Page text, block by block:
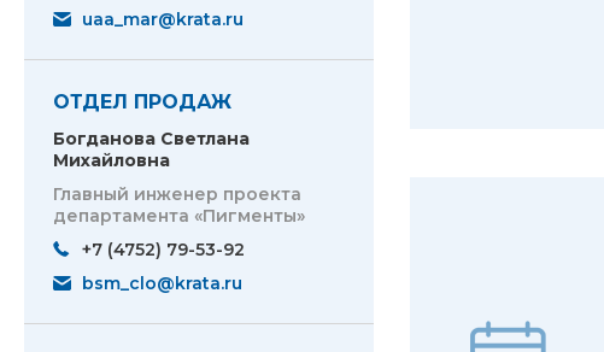
uaa_mar@krata.ru
ОТДЕЛ ПРОДАЖ
Богданова Светлана
Михайловна
Главный инженер проекта
департамента «Пигменты»
+7 (4752) 79-53-92
bsm_clo@krata.ru